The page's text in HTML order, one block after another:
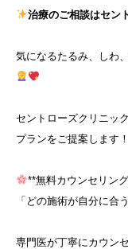
治療のご相談はセン
気になるたるみ、しわ
セントローズクリニッ
プランをご提案します！
**無料カウンセリン
「どの施術が自分に
専門医が丁寧にカウン